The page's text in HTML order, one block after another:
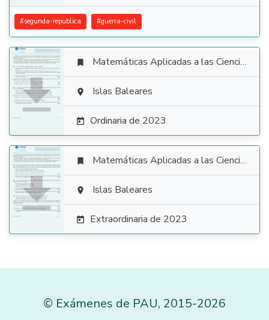
#segunda-republica #guerra-civil

 Matemáticas Aplicadas a las Ciencias Sociales
 Islas Baleares
 Ordinaria de 2023

 Matemáticas Aplicadas a las Ciencias Sociales
 Islas Baleares
 Extraordinaria de 2023
© Exámenes de PAU, 2015-2026